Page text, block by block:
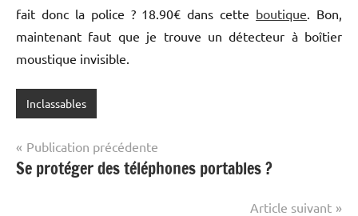
fait donc la police ? 18.90€ dans cette boutique . Bon,
maintenant faut que je trouve un détecteur à boîtier
moustique invisible.
Inclassables
Navigation
de
Publication précédente
Se protéger des téléphones portables ?
Article suivant